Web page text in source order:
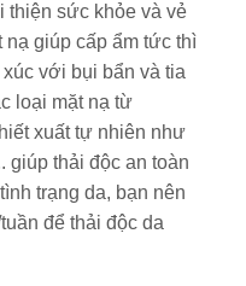
thiện sức khỏe và vẻ
nạ giúp cấp ẩm tức thì
với bụi bẩn và tia
loại mặt nạ từ
xuất tự nhiên như
giúp thải độc an toàn
trạng da, bạn nên
để thải độc da